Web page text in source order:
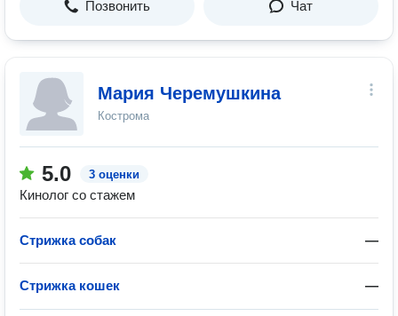
Позвонить Чат
Мария Черемушкина
Кострома
5.0 3 оценки
Кинолог со стажем
Стрижка собак —
Стрижка кошек —